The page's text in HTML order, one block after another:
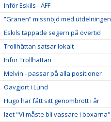
Inför Eskils - ÄFF
”Granen” missnöjd med utdelningen
Eskils tappade segern på övertid
Trollhättan satsar lokalt
Inför Trollhättan
Melvin - passar på alla positioner
Oavgjort i Lund
Hugo har fått sitt genombrott i år
Izet "Vi måste bli vassare i boxarna"